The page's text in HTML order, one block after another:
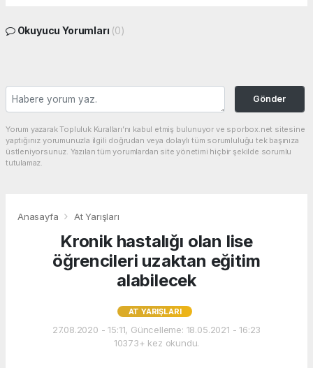
Okuyucu Yorumları (0)
Gönder
Yorum yazarak Topluluk Kuralları’nı kabul etmiş bulunuyor ve sporbox.net sitesine
yaptığınız yorumunuzla ilgili doğrudan veya dolaylı tüm sorumluluğu tek başınıza
üstleniyorsunuz. Yazılan tüm yorumlardan site yönetimi hiçbir şekilde sorumlu
tutulamaz.
Anasayfa At Yarışları
Kronik hastalığı olan lise
öğrencileri uzaktan eğitim
alabilecek
AT YARIŞLARI
27.08.2020 - 15:11, Güncelleme: 18.05.2021 - 16:23
10373+ kez okundu.